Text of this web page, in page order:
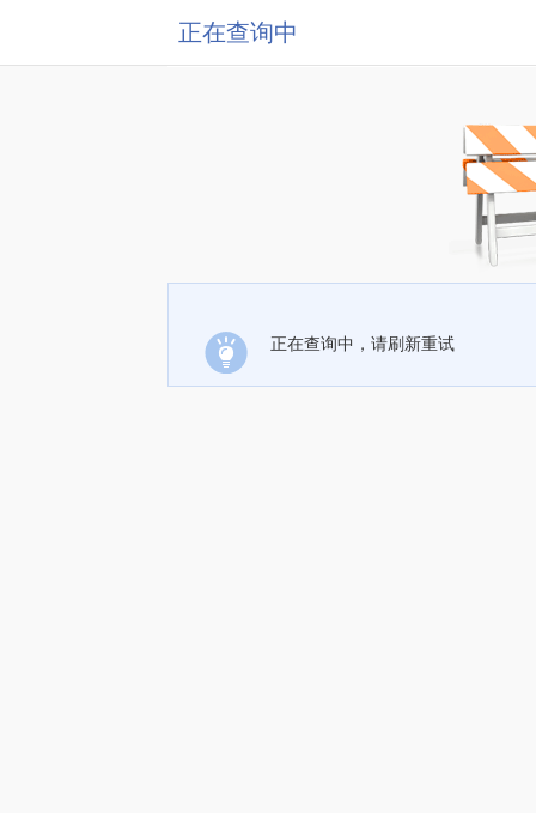
正在查询中
正在查询中，请刷新重试